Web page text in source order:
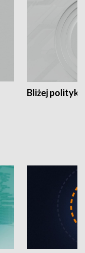
Bliżej polityki